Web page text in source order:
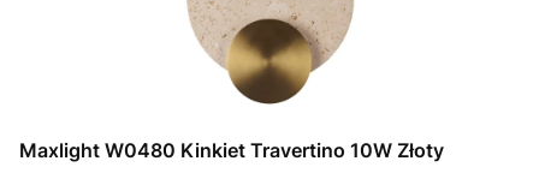
Maxlight W0480 Kinkiet Travertino 10W Złoty